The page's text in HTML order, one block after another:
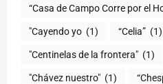
“Casa de Campo Corre por el
"Cayendo yo (1) (1)
"Centinelas de la frontera" (1)
"Chávez nuestro" (1)